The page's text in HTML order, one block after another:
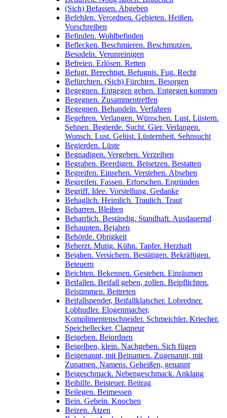
(Sich) Befassen. Abgeben
Befehlen. Verordnen. Gebieten. Heißen.
Vorschreiben
Befinden. Wohlbefinden
Beflecken. Beschmieren. Beschmutzen.
Besudeln. Verunreinigen
Befreien. Erlösen. Retten
Befugt. Berechtigt. Befugnis. Fug. Recht
Befürchten. (Sich) Fürchten. Besorgen
Begegnen. Entgegen gehen. Entgegen kommen
Begegnen. Zusammentreffen
Begegnen. Behandeln. Verfahren
Begehren. Verlangen. Wünschen. Lust. Lüstern.
Sehnen. Begierde. Sucht. Gier. Verlangen.
Wunsch. Lust. Gelüst. Lüsternheit. Sehnsucht
Begierden. Lüste
Begnadigen. Vergeben. Verzeihen
Begraben. Beerdigen. Beisetzen. Bestatten
Begreifen. Einsehen. Verstehen. Absehen
Begreifen. Fassen. Erforschen. Ergründen
Begriff. Idee. Vorstellung. Gedanke
Behaglich. Heimlich. Traulich. Traut
Beharren. Bleiben
Beharrlich. Beständig. Standhaft. Ausdauernd
Behaupten. Bejahen
Behörde. Obrigkeit
Beherzt. Mutig. Kühn. Tapfer. Herzhaft
Bejahen. Versichern. Bestätigen. Bekräftigen.
Beteuern
Beichten. Bekennen. Gestehen. Einräumen
Beifallen. Beifall geben, zollen. Beipflichten.
Beistimmen. Beitreten
Beifallspender, Beifallklatscher. Lobredner.
Lobhudler. Elogenmacher,
Komplimentenschneider. Schmeichler. Kriecher.
Speichellecker. Claqneur
Beigeben. Beiordnen
Beigelben, klein. Nachgeben. Sich fügen
Beigenannt, mit Beinamen. Zugenannt, mit
Zunamen. Namens. Geheißen, genannt
Beigeschmack. Nebengeschmack. Anklang
Beihilfe. Beisteuer. Beitrag
Beilegen. Beimessen
Bein. Gebein. Knochen
Beizen. Ätzen